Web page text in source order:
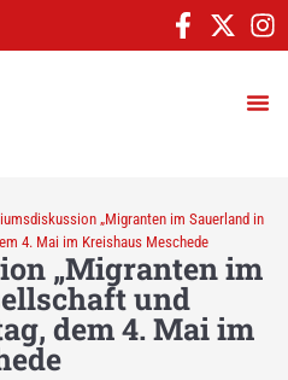
„Migranten im Sauerland in
4. Mai im Kreishaus Meschede
„Migranten im
und
dem 4. Mai im